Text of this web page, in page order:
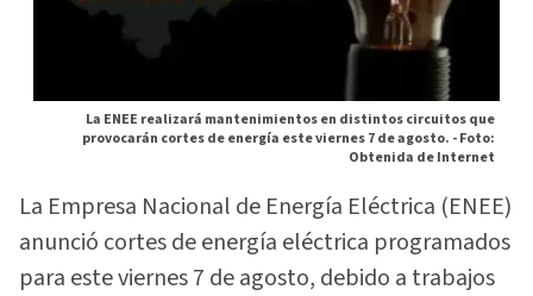
La ENEE realizará mantenimientos en distintos circuitos que
provocarán cortes de energía este viernes 7 de agosto. -Foto:
Obtenida de Internet
La Empresa Nacional de Energía Eléctrica (ENEE)
anunció cortes de energía eléctrica programados
para este viernes 7 de agosto, debido a trabajos